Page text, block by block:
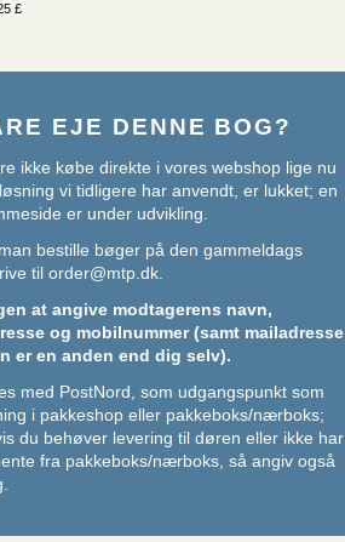
£
EJE DENNE BOG?
ikke købe direkte i vores webshop lige nu
vi tidligere har anvendt, er lukket; en
er under udvikling.
bestille bøger på den gammeldags
til order@mtp.dk.
at angive modtagerens navn,
og mobilnummer (samt mailadresse
er en anden end dig selv).
med PostNord, som udgangspunkt som
i pakkeshop eller pakkeboks/nærboks;
du behøver levering til døren eller ikke har
fra pakkeboks/nærboks, så angiv også